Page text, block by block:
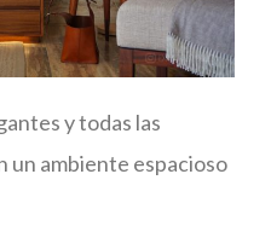
y todas las
un ambiente espacioso